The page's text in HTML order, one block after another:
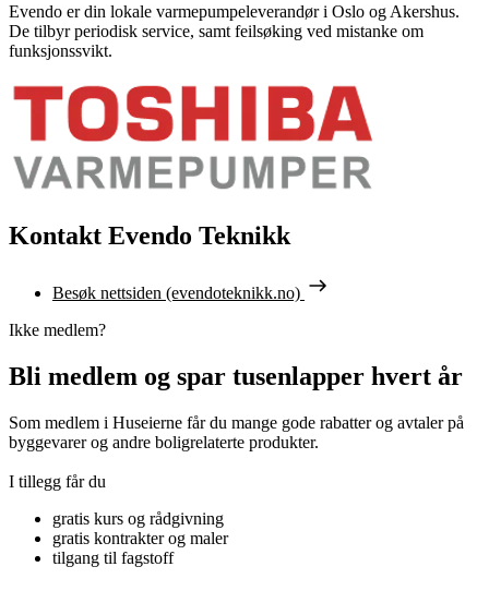
Evendo er din lokale varmepumpeleverandør i Oslo og Akershus.
De tilbyr periodisk service, samt feilsøking ved mistanke om
funksjonssvikt.
Kontakt Evendo Teknikk
Besøk nettsiden (evendoteknikk.no)
Ikke medlem?
Bli medlem og spar tusenlapper hvert år
Som medlem i Huseierne får du mange gode rabatter og avtaler på
byggevarer og andre boligrelaterte produkter.
I tillegg får du
gratis kurs og rådgivning
gratis kontrakter og maler
tilgang til fagstoff